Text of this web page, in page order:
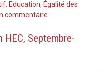
, Education, Égalité des
commentaire
engagement
HEC, Septembre-